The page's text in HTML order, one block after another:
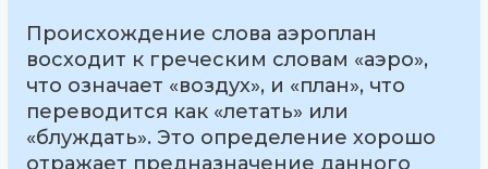
Происхождение слова аэроплан
восходит к греческим словам «аэро»,
что означает «воздух», и «план», что
переводится как «летать» или
«блуждать». Это определение хорошо
отражает предназначение данного